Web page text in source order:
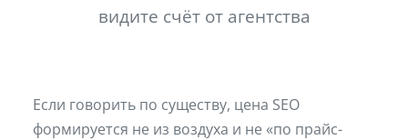
видите счёт от агентства
Если говорить по существу, цена SEO
формируется не из воздуха и не «по прайс-